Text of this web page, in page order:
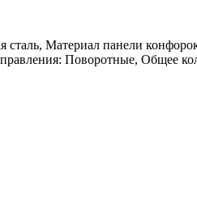
Материал панели
Поворотные, Общее